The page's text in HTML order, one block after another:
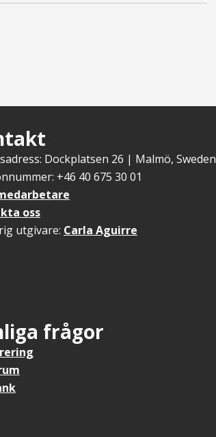
Dockplatsen 26 | Malmö, Sweden
+46 40 675 30 01
oss
utgivare: Carla Aguirre
frågor